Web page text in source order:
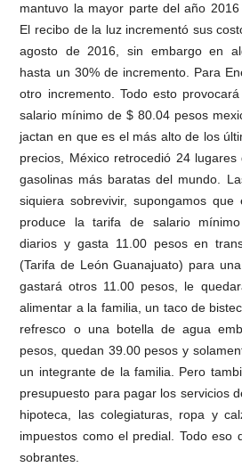
mantuvo la mayor parte del año
El recibo de la luz incrementó sus
agosto de 2016, sin embargo en
hasta un 30% de incremento. Para
otro incremento. Todo esto
salario mínimo de $ 80.04 pesos
jactan en que es el más alto de los
precios, México retrocedió 24
gasolinas más baratas del mundo.
siquiera sobrevivir, supongamos
produce la tarifa de salario
diarios y gasta 11.00 pesos en
(Tarifa de León Guanajuato) para
gastará otros 11.00 pesos, le
alimentar a la familia, un taco de
refresco o una botella de agua
pesos, quedan 39.00 pesos y
un integrante de la familia. Pero
presupuesto para pagar los servicios
hipoteca, las colegiaturas, ropa y
impuestos como el predial. Todo eso
sobrantes.